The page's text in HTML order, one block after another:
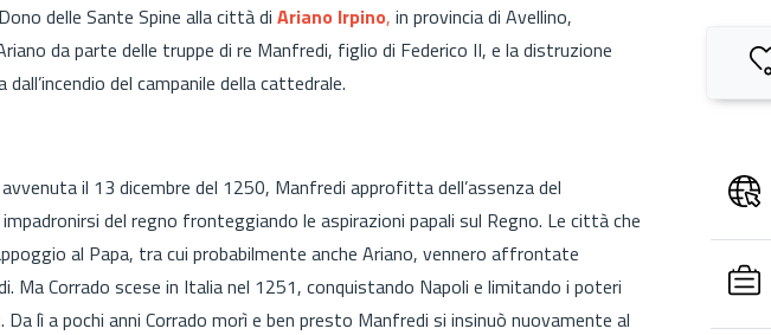
delle Sante Spine alla città di Ariano Irpino, in provincia di Avellino,
da parte delle truppe di re Manfredi, figlio di Federico II, e la distruzione
del campanile della cattedrale.
il 13 dicembre del 1250, Manfredi approfitta dell’assenza del
del regno fronteggiando le aspirazioni papali sul Regno. Le città che
al Papa, tra cui probabilmente anche Ariano, vennero affrontate
Ma Corrado scese in Italia nel 1251, conquistando Napoli e limitando i poteri
lì a pochi anni Corrado morì e ben presto Manfredi si insinuò nuovamente al